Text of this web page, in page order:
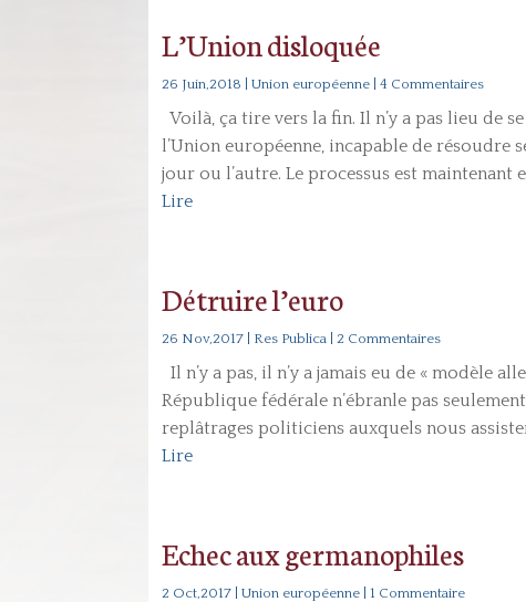
L’Union disloquée
26 Juin,2018 |Union européenne | 4 Commentaires
Voilà, ça tire vers la fin. Il n’y a pas lieu de
l’Union européenne, incapable de
jour ou l’autre. Le processus est maintenant
Lire
Détruire l’euro
26 Nov,2017 Res Publica | 2 Commentaires
Il n’y a pas, il n’y a jamais eu de « modèle
République fédérale n’ébranle pas
replâtrages politiciens auxquels nous
Lire
Echec aux germanophiles
2 Oct,2017 |Union européenne | 1 Commentaire